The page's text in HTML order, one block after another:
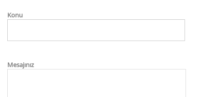
Konu
Mesajınız